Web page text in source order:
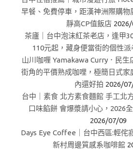
早餐、免費停車，距漢神洲際購物
靜高CP值飯店
茶廬｜台中泡沫紅茶老店，逢甲
110元起，藏身便當街的個性派
山川咖喱 Yamakawa Curry．民生
街角的平價熟成咖哩，極簡日式家
內還好拍 2026/
台中｜素食 北方素食麵館 手工北
口味餡餅 會爆漿請小心，2026
2026/07/09
Days Eye Coffee｜台中西區:輕侘
新村周邊質感系咖啡館